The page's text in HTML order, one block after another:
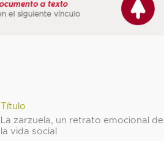
Título
La zarzuela, un retrato emocional de
la vida social